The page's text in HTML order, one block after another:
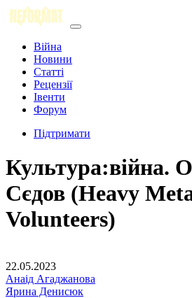
Війна
Новини
Статті
Рецензії
Івенти
Форум
Підтримати
Культура:війна.
Сєдов (Heavy
Volunteers)
22.05.2023
Анаід Агаджанова
Ярина Денисюк